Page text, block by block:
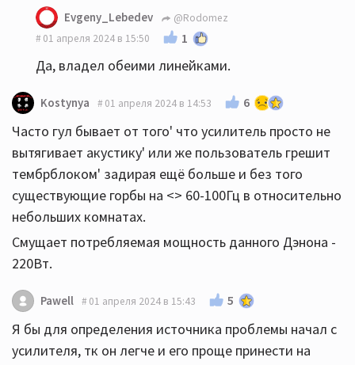
Evgeny_Lebedev
@Rodomez
01 апреля 2024 в 15:50
1
Да, владел обеими линейками.
Kostynya 01 апреля 2024 в 14:53 6
Часто гул бывает от того' что усилитель просто не
вытягивает акустику' или же пользователь грешит
тембрблоком' задирая ещё больше и без того
существующие горбы на <> 60-100Гц в относительно
небольших комнатах.
Смущает потребляемая мощность данного Дэнона -
220Вт.
Pawell 01 апреля 2024 в 15:43 5
Я бы для определения источника проблемы начал с
усилителя, тк он легче и его проще принести на